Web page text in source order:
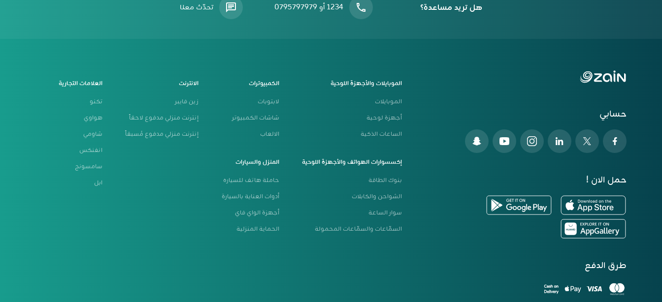
هل تريد مساعدة؟ 1234 أو 0795797979 تحدّث معنا
حسابي
حمل الان !
طرق الدفع
الموبايلات والأجهزة اللوحية
الموبايلات
أجهزة لوحية
الساعات الذكية
الكمبيوترات
لابتوبات
شاشات الكمبيوتر
الالعاب
الانترنت
زين فايبر
إنترنت منزلي مدفوع لاحقاً
إنترنت منزلي مدفوع مُسبقاً
العلامات التجارية
تكنو
هواوي
شاومي
انفنكس
سامسونج
ابل
إكسسوارات الهواتف والأجهزة اللوحية
بنوك الطاقة
الشواحن والكابلات
سوار الساعة
السمّاعات والسمّاعات المحمولة
المنزل والسيارات
حاملة هاتف للسياره
أدوات العناية بالسيارة
أجهزة الواي فاي
الحماية المنزلية